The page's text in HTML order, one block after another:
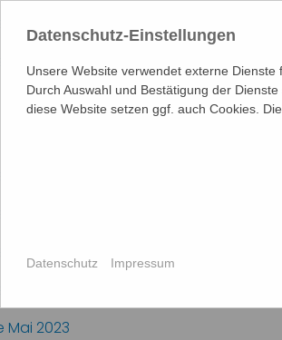
2025
2025
die Ausgaben im Jahr
2023
2023
2023
2023
2023
Datenschutz-Einstellungen
Unsere Website verwendet externe
Durch Auswahl und Bestätigung der
diese Website setzen ggf. auch Cookies.
Datenschutz Impressum